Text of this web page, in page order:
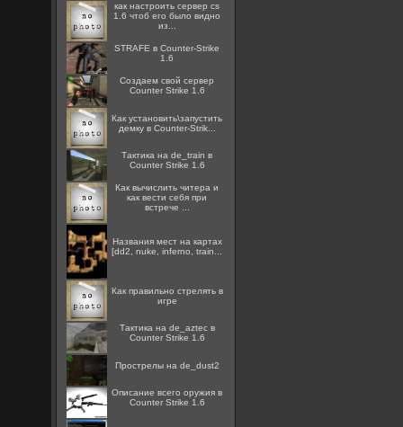
как настроить сервер cs
1.6 чтоб его было видно
из...
STRAFE в Counter-Strike
1.6
Создаем свой сервер
Counter Strike 1.6
Как установить\запустить
демку в Counter-Strik...
Тактика на de_train в
Counter Strike 1.6
Как вычислить читера и
как вести себя при
встрече ...
Названия мест на картах
[dd2, nuke, inferno, train...
Как правильно стрелять в
игре
Тактика на de_aztec в
Counter Strike 1.6
Прострелы на de_dust2
Описание всего оружия в
Counter Strike 1.6